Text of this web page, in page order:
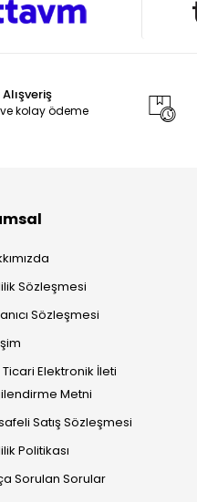
kolay ödeme
Sözleşmesi
Sözleşmesi
Ticari Elektronik İleti
Metni
Satış Sözleşmesi
Politikası
Sorulan Sorular